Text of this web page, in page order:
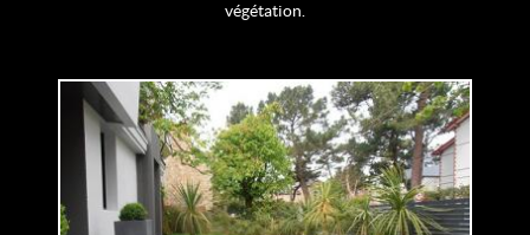
végétation.